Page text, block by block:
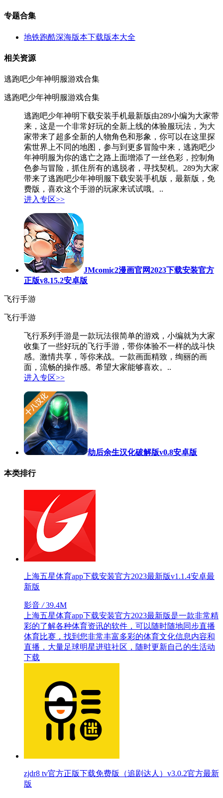
专题合集
地铁跑酷深海版本下载版本大全
相关资源
逃跑吧少年神明服游戏合集
逃跑吧少年神明服游戏合集
逃跑吧少年神明下载安装手机最新版由289小编为大家带
来，这是一个非常好玩的全新上线的体验服玩法，为大
家带来了超多全新的人物角色和形象，你可以在这里探
索世界上不同的地图，参与到更多冒险中来，逃跑吧少
年神明服为你的逃亡之路上面增添了一丝色彩，控制角
色参与冒险，抓住所有的逃脱者，寻找契机。289为大家
带来了逃跑吧少年神明服下载安装手机版，最新版，免
费版，喜欢这个手游的玩家来试试哦。..
进入专区>>
JMcomic2漫画官网2023下载安装官方
正版v8.15.2安卓版
飞行手游
飞行手游
飞行系列手游是一款玩法很简单的游戏，小编就为大家
收集了一些好玩的飞行手游，带你体验不一样的战斗快
感。激情共享，等你来战。一款画面精致，绚丽的画
面，流畅的操作感。希望大家能够喜欢。..
进入专区>>
劫后余生汉化破解版v0.8安卓版
本类排行
上海五星体育app下载安装官方2023最新版v1.1.4安卓最
新版
影音 /39.4M
上海五星体育app下载安装官方2023最新版是一款非常精
彩的了解各种体育资讯的软件，可以随时随地同步直播
体育比赛，找到您非常丰富多彩的体育文化信息内容和
直播，大量足球明星进驻社区，随时更新自己的生活动
下载
zjdr8 tv官方正版下载免费版（追剧达人）v3.0.2官方最新
版